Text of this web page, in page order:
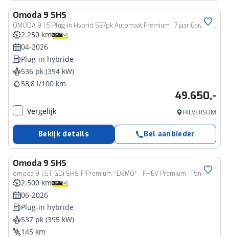
Omoda 9 SHS
OMODA 9 1.5 Plug-in Hybrid 537pk Automaat Premium | 7 jaar Garantie | 145 km Elektrisch | 1100 km Bereik | 1500kg Trekgewicht |
2.250 km
04-2026
Plug-in hybride
536 pk (394 kW)
58,8 l/100 km
49.650,-
Vergelijk HILVERSUM
Bekijk details Bel aanbieder
Omoda 9 SHS
omoda 9 1.5T-GDi SHS-P Premium *DEMO* - PHEV Premium - Panoramadak - 140km actieradius plug in hybride - Parkeerhulp voor en achter - 7 jaar fabrieksgarantie
2.500 km
06-2026
Plug-in hybride
537 pk (395 kW)
145 km